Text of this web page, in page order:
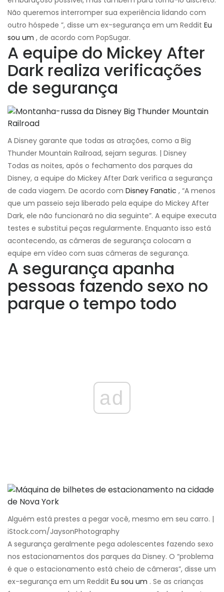
Não queremos interromper sua experiência lidando com
outro hóspede ”, disse um ex-segurança em um Reddit Eu
sou um , de acordo com PopSugar.
A equipe do Mickey After
Dark realiza verificações
de segurança
A Disney garante que todas as atrações, como a Big
Thunder Mountain Railroad, sejam seguras. | Disney
Todas as noites, após o fechamento dos parques da
Disney, a equipe do Mickey After Dark verifica a segurança
de cada viagem. De acordo com Disney Fanatic , “A menos
que um passeio seja liberado pela equipe do Mickey After
Dark, ele não funcionará no dia seguinte”. A equipe executa
testes e substitui peças regularmente. Enquanto isso está
acontecendo, as câmeras de segurança colocam a
equipe em vídeo com suas câmeras de segurança.
A segurança apanha
pessoas fazendo sexo no
parque o tempo todo
ad
Alguém está prestes a pegar você, mesmo em seu carro. |
iStock.com/JaysonPhotography
A segurança geralmente pega adolescentes fazendo sexo
nos estacionamentos dos parques da Disney. O “problema
é que o estacionamento está cheio de câmeras”, disse um
ex-segurança em um Reddit Eu sou um . Se as crianças